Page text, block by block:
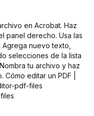
en Acrobat. Haz
panel derecho. Usa las
nuevo texto,
selecciones de la lista
tu archivo y haz
editar un PDF |
pdf-files